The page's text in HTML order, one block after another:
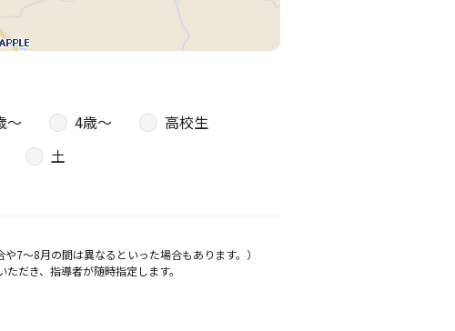
〜 4歳〜
高校生
土
7～8月の間は異なるといった場合もあります。）
だき、指導者が随時指定します。